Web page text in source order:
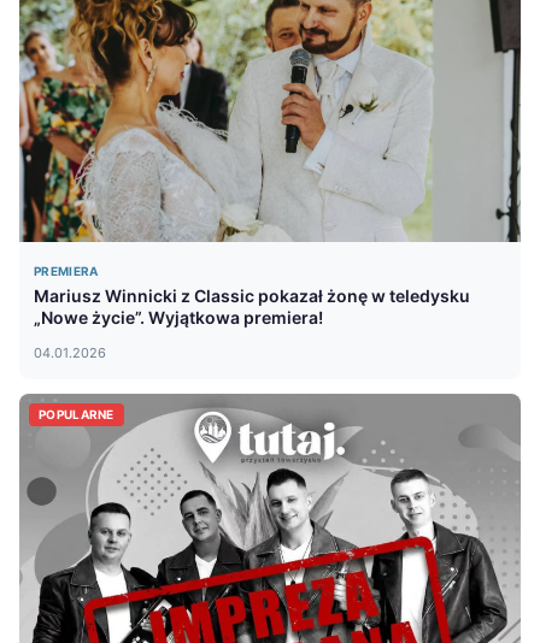
PREMIERA
Mariusz Winnicki z Classic pokazał żonę w teledysku
„Nowe życie”. Wyjątkowa premiera!
04.01.2026
POPULARNE